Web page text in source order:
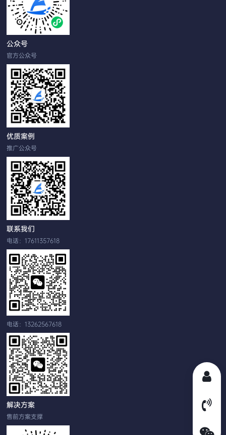
公众号
官方公众号
优质案例
推广公众号
联系我们
电话：17611357618
电话：13262567618
解决方案
售前方案支撑